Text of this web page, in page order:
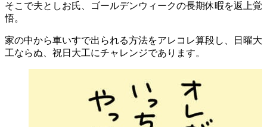
そこで夫としお氏、 ゴールデンウィークの長期休暇を返上覚
悟。
家の中から車いすで出られる方法をアレコレ算段し、日曜大
工ならぬ、祝日大工にチャレンジであります。